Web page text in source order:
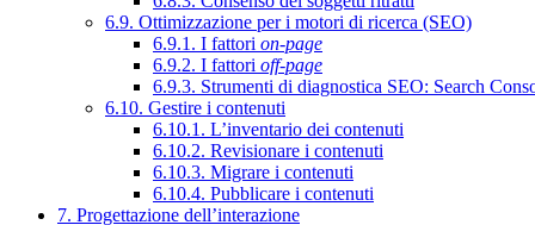
6.9. Ottimizzazione per i motori di ricerca (SEO)
6.9.1. I fattori on-page
6.9.2. I fattori off-page
6.9.3. Strumenti di diagnostica SEO: Search
6.10. Gestire i contenuti
6.10.1. L’inventario dei contenuti
6.10.2. Revisionare i contenuti
6.10.3. Migrare i contenuti
6.10.4. Pubblicare i contenuti
7. Progettazione dell’interazione